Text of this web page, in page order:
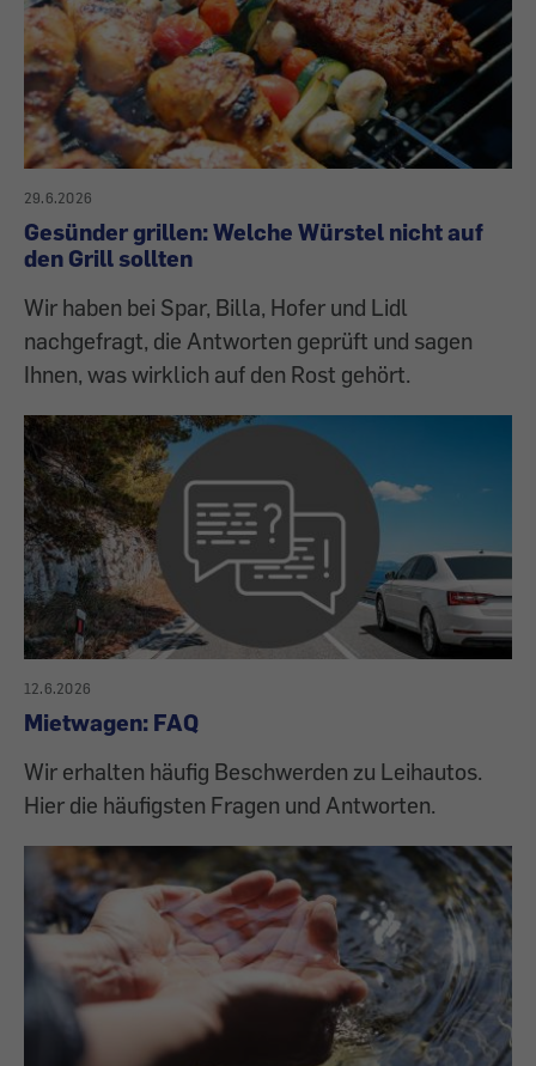
29.6.2026
Gesünder grillen: Welche Würstel nicht auf
den Grill sollten
Wir haben bei Spar, Billa, Hofer und Lidl
nachgefragt, die Antworten geprüft und sagen
Ihnen, was wirklich auf den Rost gehört.
12.6.2026
Mietwagen: FAQ
Wir erhalten häufig Beschwerden zu Leihautos.
Hier die häufigsten Fragen und Antworten.